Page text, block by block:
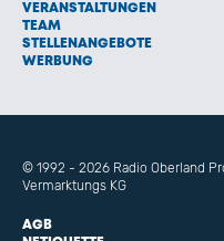
VERANSTALTUNGEN
TEAM
STELLENANGEBOTE
WERBUNG
© 1992 - 2026 Radio Oberland
Vermarktungs KG
AGB